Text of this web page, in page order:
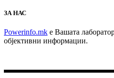
ЗА НАС
Powerinfo.mk e Вашата
објективни информации.